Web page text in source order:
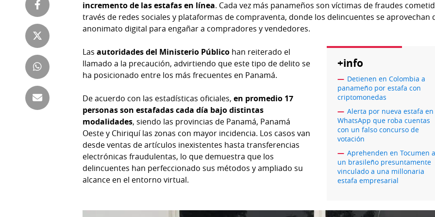
Tienda
Panamá
Tus
Tiquetes
Cero
Corprensa
La
Prensa
Busca
Fácil
incremento de las estafas en línea. Cada vez más panameños son víctimas de fraudes
través de redes sociales y plataformas de compraventa, donde los delincuentes se aprovechan
anonimato digital para engañar a compradores y vendedores.
+info
Detienen en Colombia a
panameño por estafa con
criptomonedas
Alerta por nueva estafa en
WhatsApp que roba cuentas
con un falso concurso de
votación
Aprehenden en Tocumen a
un brasileño presuntamente
vinculado a una millonaria
estafa empresarial
Las autoridades del Ministerio Público han reiterado el
llamado a la precaución, advirtiendo que este tipo de delito se
ha posicionado entre los más frecuentes en Panamá.
De acuerdo con las estadísticas oficiales,en promedio 17
personas son estafadas cada día bajo distintas
modalidades, siendo las provincias de Panamá, Panamá
Oeste y Chiriquí las zonas con mayor incidencia. Los casos van
desde ventas de artículos inexistentes hasta transferencias
electrónicas fraudulentas, lo que demuestra que los
delincuentes han perfeccionado sus métodos y ampliado su
alcance en el entorno virtual.